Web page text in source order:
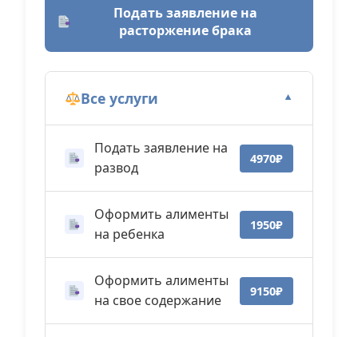
Подать заявление на
расторжение брака
Все услуги ▼
Подать заявление на
развод
4970₽
Оформить алименты
на ребенка
1950₽
Оформить алименты
на свое содержание
9150₽